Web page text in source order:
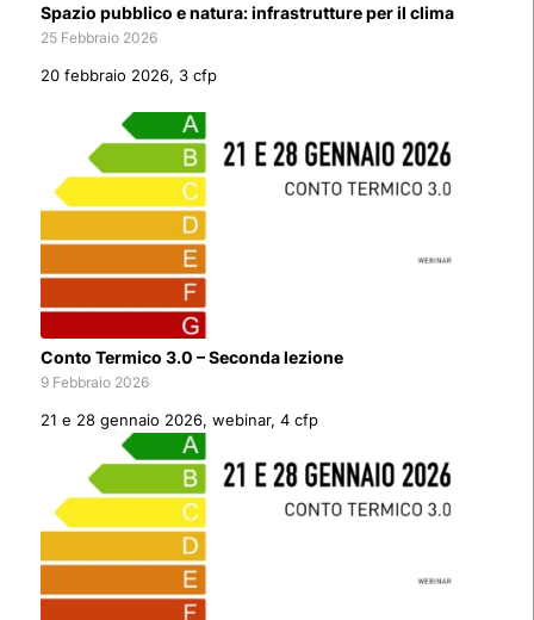
Spazio pubblico e natura: infrastrutture per il clima
25 Febbraio 2026
20 febbraio 2026, 3 cfp
Conto Termico 3.0 – Seconda lezione
9 Febbraio 2026
21 e 28 gennaio 2026, webinar, 4 cfp